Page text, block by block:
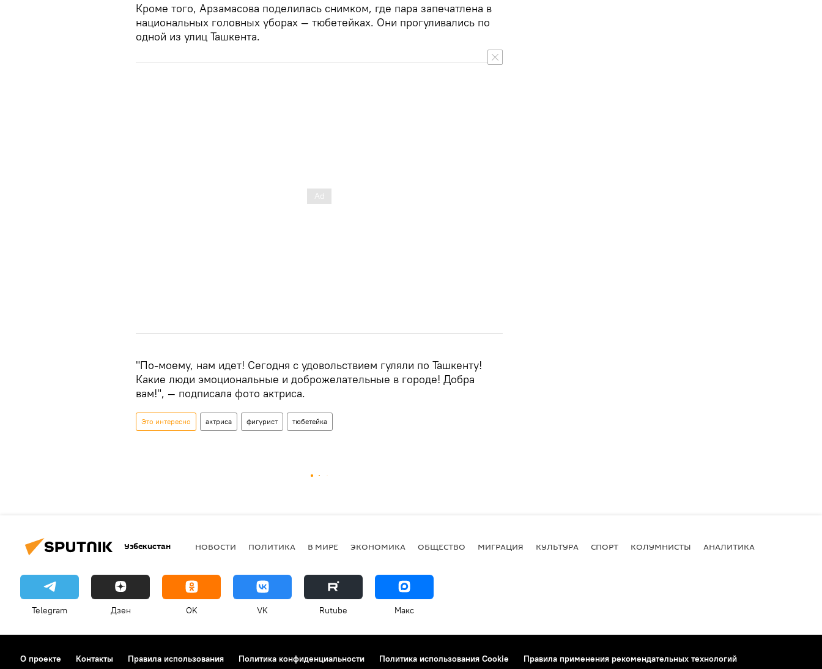
Кроме того, Арзамасова поделилась снимком, где пара запечатлена в
национальных головных уборах — тюбетейках. Они прогуливались по
одной из улиц Ташкента.
"По-моему, нам идет! Сегодня с удовольствием гуляли по Ташкенту!
Какие люди эмоциональные и доброжелательные в городе! Добра
вам!", — подписала фото актриса.
Это интересно актриса фигурист тюбетейка
Узбекистан НОВОСТИ ПОЛИТИКА В МИРЕ ЭКОНОМИКА ОБЩЕСТВО МИГРАЦИЯ КУЛЬТУРА СПОРТ КОЛУМНИСТЫ АНАЛИТИКА
Telegram Дзен OK VK Rutube Макс
О проекте Контакты Правила использования Политика конфиденциальности Политика использования Cookie Правила применения рекомендательных технологий